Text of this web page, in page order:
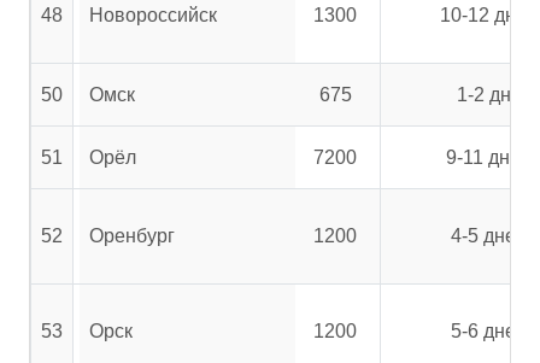
48 Новороссийск 1300 10-12 дней
50 Омск 675 1-2 дня
51 Орёл 7200 9-11 дней
52 Оренбург 1200 4-5 дней
53 Орск 1200 5-6 дней